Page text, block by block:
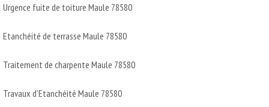
Urgence fuite de toiture Maule 78580
Etanchéité de terrasse Maule 78580
Traitement de charpente Maule 78580
Travaux d'Etanchéité Maule 78580